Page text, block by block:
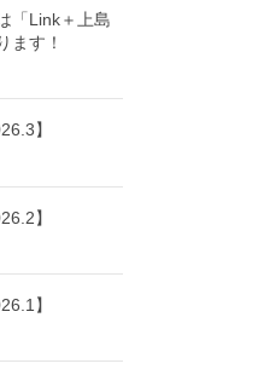
「Link＋上島
ます！
】
】
】